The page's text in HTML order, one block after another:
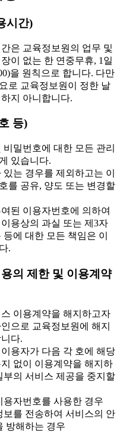
시간)
은 교육정보원의 업무 및
이 없는 한 연중무휴, 1일
을 원칙으로 합니다. 다만
로 교육정보원이 정한 날
지 아니합니다.
등)
밀번호에 대한 모든 관리
있습니다.
는 경우를 제외하고는 이
를 공유, 양도 또는 변경할
된 이용자번호에 의하여
용상의 과실 또는 제3자
에 대한 모든 책임은 이
.
의 제한 및 이용계약
이용계약을 해지하고자
으로 교육정보원에 해지
다.
용자가 다음 각 호에 해당
없이 이용계약을 해지하
부의 서비스 제공을 중지할
용자번호를 사용한 경우
보를 전송하여 서비스의 안
방해하는 경우